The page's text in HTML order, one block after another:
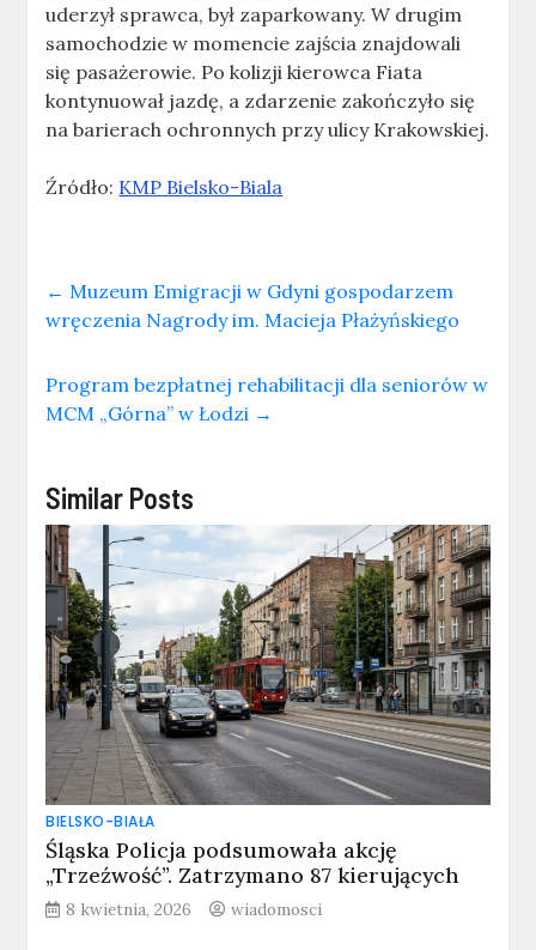
uderzył sprawca, był zaparkowany. W drugim
samochodzie w momencie zajścia znajdowali
się pasażerowie. Po kolizji kierowca Fiata
kontynuował jazdę, a zdarzenie zakończyło się
na barierach ochronnych przy ulicy Krakowskiej.
Źródło: KMP Bielsko-Biala
← Muzeum Emigracji w Gdyni gospodarzem
wręczenia Nagrody im. Macieja Płażyńskiego
Program bezpłatnej rehabilitacji dla seniorów w
MCM „Górna” w Łodzi →
Similar Posts
BIELSKO-BIAŁA
Śląska Policja podsumowała akcję
„Trzeźwość”. Zatrzymano 87 kierujących
8 kwietnia, 2026 wiadomosci